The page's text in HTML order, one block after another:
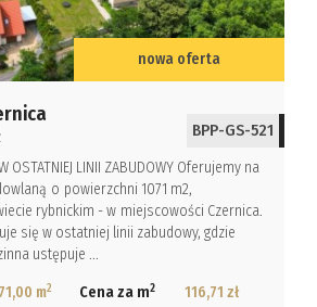
nowa oferta
BPP-GS-521
OSTATNIEJ LINII ZABUDOWY Oferujemy na
o powierzchni 1071 m2,
rybnickim - w miejscowości Czernica.
się w ostatniej linii zabudowy, gdzie
ustępuje ...
m2 Cena za m2 116,71 zł